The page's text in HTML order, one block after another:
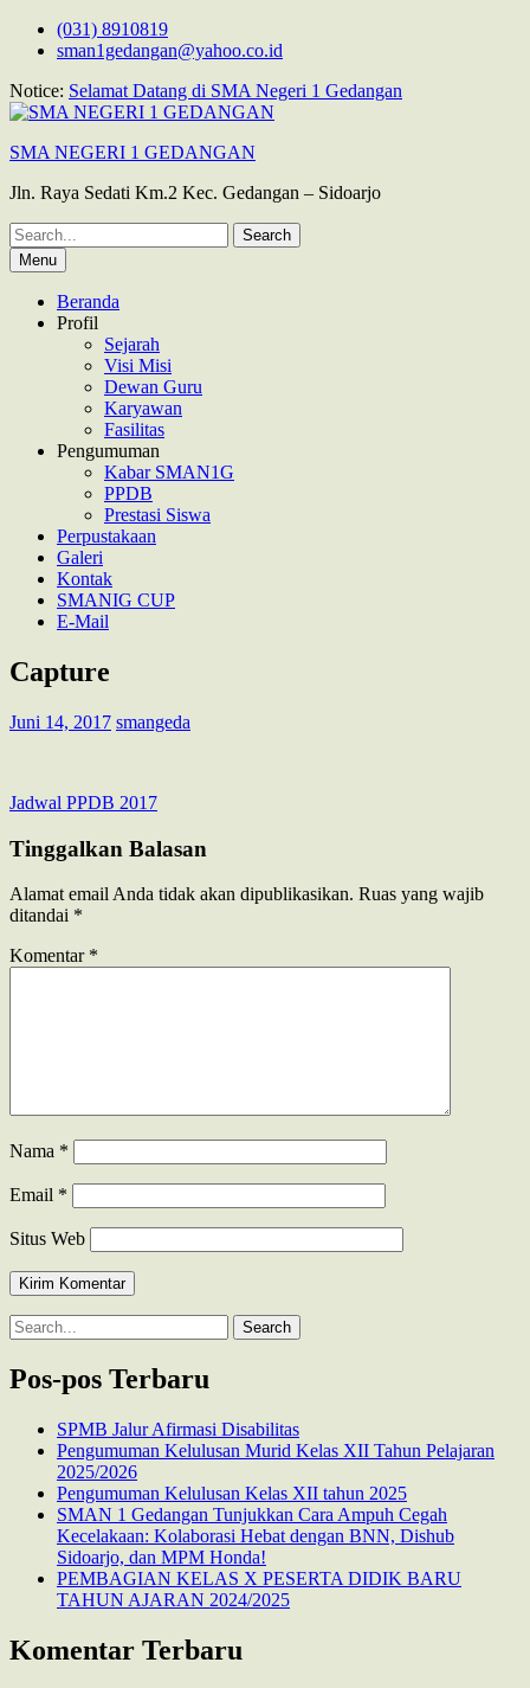
Skip
(031) 8910819
sman1gedangan@yahoo.co.id
Notice: Selamat Datang di SMA Negeri 1 Gedangan
SMA NEGERI 1 GEDANGAN
Jln. Raya Sedati Km.2 Kec. Gedangan – Sidoarjo
Search
for:Menu
Beranda
Profil
Sejarah
Visi Misi
Dewan Guru
Karyawan
Fasilitas
Pengumuman
Kabar SMAN1G
PPDB
Prestasi Siswa
Perpustakaan
Galeri
Kontak
SMANIG CUP
E-Mail
Capture
Juni 14, 2017 smangeda
Navigasi
pos
Jadwal PPDB 2017
Tinggalkan Balasan
Alamat email Anda tidak akan dipublikasikan. Ruas yang wajib
ditandai *
Komentar *
Nama *
Email *
Situs Web
Search
for:
Pos-pos Terbaru
SPMB Jalur Afirmasi Disabilitas
Pengumuman Kelulusan Murid Kelas XII Tahun Pelajaran
2025/2026
Pengumuman Kelulusan Kelas XII tahun 2025
SMAN 1 Gedangan Tunjukkan Cara Ampuh Cegah
Kecelakaan: Kolaborasi Hebat dengan BNN, Dishub
Sidoarjo, dan MPM Honda!
PEMBAGIAN KELAS X PESERTA DIDIK BARU
TAHUN AJARAN 2024/2025
Komentar Terbaru